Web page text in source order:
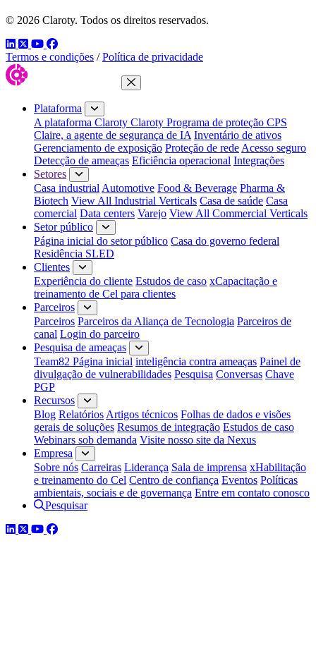
© 2026 Claroty. Todos os direitos reservados.
LinkedIn
TwitterYouTube
Facebook
Termos e condições / Política de privacidade
Fechar menu
Plataforma
A plataforma Claroty Claroty Programa de proteção CPS
Claire, a agente de segurança de IA Inventário de ativos
Gerenciamento de exposição Proteção de rede Acesso seguro
Detecção de ameaças Eficiência operacional Integrações
Setores
Casa industrial Automotive Food & Beverage Pharma &
Biotech View All Industrial Verticals Casa de saúde Casa
comercial Data centers Varejo View All Commercial Verticals
Setor público
Página inicial do setor público Casa do governo federal
Residência SLED
Clientes
Experiência do cliente Estudos de caso xCapacitação e
treinamento de Cel para clientes
Parceiros
Parceiros Parceiros da Aliança de Tecnologia Parceiros de
canal Login do parceiro
Pesquisa de ameaças
Team82 Página inicial inteligência contra ameaças Painel de
divulgação de vulnerabilidades Pesquisa Conversas Chave
PGP
Recursos
Blog Relatórios Artigos técnicos Folhas de dados e visões
gerais de soluções Resumos de integração Estudos de caso
Webinars sob demanda Visite nosso site da Nexus
Empresa
Sobre nós Carreiras Liderança Sala de imprensa xHabilitação
e treinamento do Cel Centro de confiança Eventos Políticas
ambientais, sociais e de governança Entre em contato conosco
Pesquisar
LinkedIn
TwitterYouTube
Facebook